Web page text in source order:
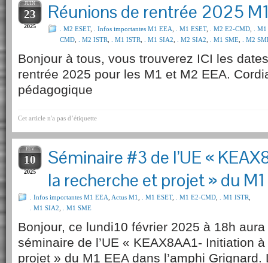
JUIN
23
2025
Réunions de rentrée 2025
. M2 ESET, . Infos importantes M1 EEA . M1 ESET, . M2 E2-CMD
.
CMD
. M2 ISTR . M1 ISTR . M1 SIA2 . M2 SIA2 . M1 SME . M2
Bonjour à tous, vous trouverez ICI les
rentrée 2025 pour les M1 et M2 EEA.
pédagogique
Cet article n'a pas d’étiquette
FÉV
10
2025
Séminaire #3 de l’UE «
la recherche et projet » du M1
. Infos importantes M1 EEA Actus M1 . M1 ESET, . M1 E2-CMD . M1 ISTR
. M1 SIA2
. M1 SME
Bonjour, ce lundi10 février 2025 à 18h
séminaire de l’UE « KEAX8AA1- Initiation
projet » du M1 EEA dans l’amphi